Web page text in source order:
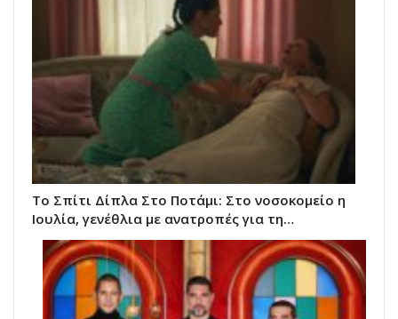
Το Σπίτι Δίπλα Στο Ποτάμι: Στο νοσοκομείο η
Ιουλία, γενέθλια με ανατροπές για τη…